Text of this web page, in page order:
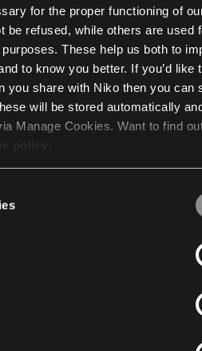
for the proper functioning of
be refused, while others are used
These help us both to
to know you better. If you’d like
you share with Niko then you can
will be stored automatically
Manage Cookies. Want to find
.
who may receive and
gewoon het licht aan- en
Niko kun je elke ruimte
Het resultaat is verlichting op
veiligere omgeving en een